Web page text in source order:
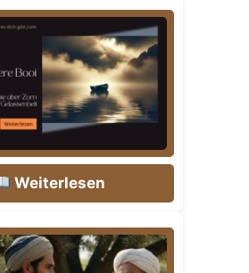
Weiterlesen